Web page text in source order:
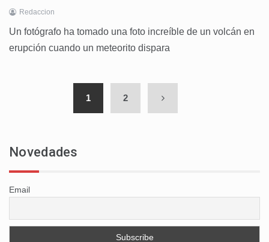
Redaccion
Un fotógrafo ha tomado una foto increíble de un volcán en
erupción cuando un meteorito dispara
1 2
Novedades
Email